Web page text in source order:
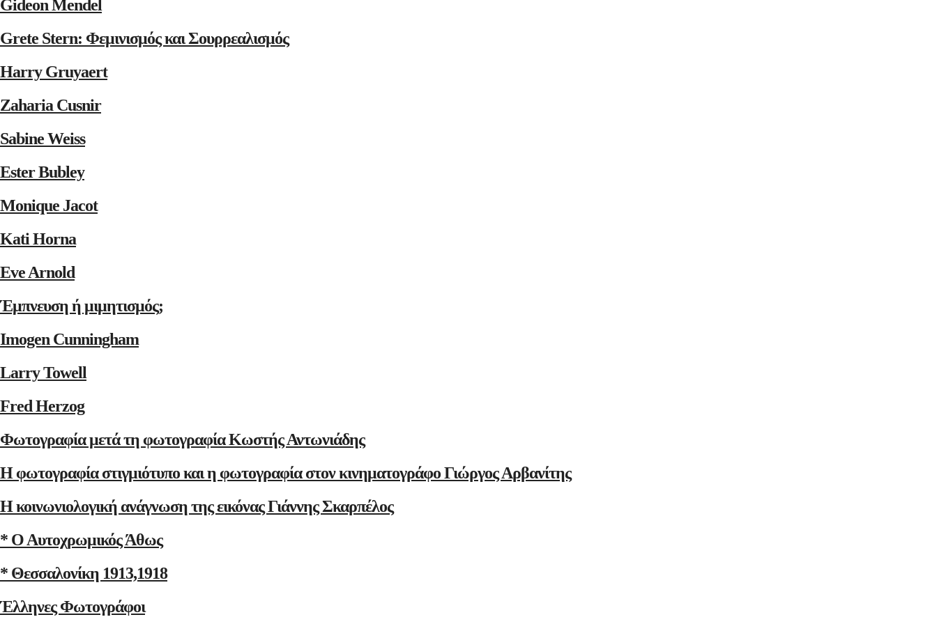
Gideon Mendel
Grete Stern: Φεμινισμός και Σουρρεαλισμός
Harry Gruyaert
Zaharia Cusnir
Sabine Weiss
Ester Bubley
Monique Jacot
Kati Horna
Eve Arnold
Έμπνευση ή μιμητισμός;
Imogen Cunningham
Larry Towell
Fred Herzog
Φωτογραφία μετά τη φωτογραφία Κωστής Αντωνιάδης
Η φωτογραφία στιγμιότυπο και η φωτογραφία στον κινηματογράφο Γιώργος Αρβανίτης
Η κοινωνιολογική ανάγνωση της εικόνας Γιάννης Σκαρπέλος
* Ο Αυτοχρωμικός Άθως
* Θεσσαλονίκη 1913,1918
Έλληνες Φωτογράφοι